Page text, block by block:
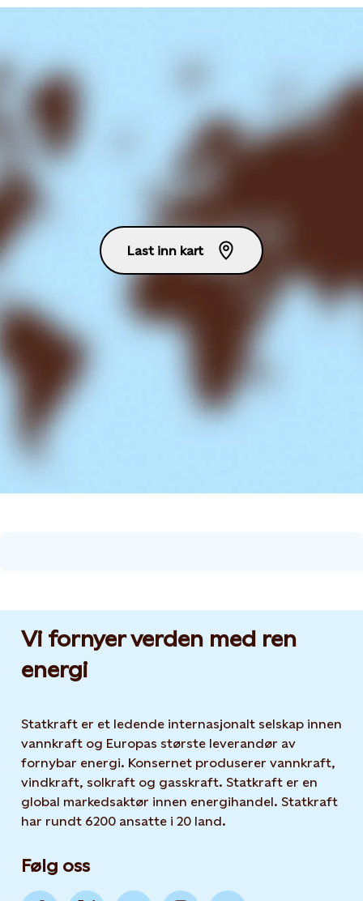
Last inn kart
Vi fornyer verden med ren
energi
Statkraft er et ledende internasjonalt selskap innen
vannkraft og Europas største leverandør av
fornybar energi. Konsernet produserer vannkraft,
vindkraft, solkraft og gasskraft. Statkraft er en
global markedsaktør innen energihandel. Statkraft
har rundt 6200 ansatte i 20 land.
Følg oss